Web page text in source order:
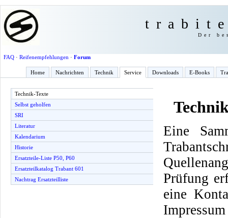
Der
FAQ· Reifenempfehlungen · Forum
Home Nachrichten Technik Service Downloads E-Books
Technik-Texte
Selbst geholfen
SRI
Literatur
Kalendarium
Historie
Ersatzteile-Liste P50, P60
Ersatzteilkatalog Trabant 601
Nachtrag Ersatzteilliste
Eine
Prüfung
eine